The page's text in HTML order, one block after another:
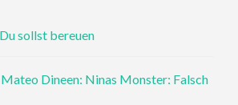
sollst bereuen
Dineen: Ninas Monster: Falsch